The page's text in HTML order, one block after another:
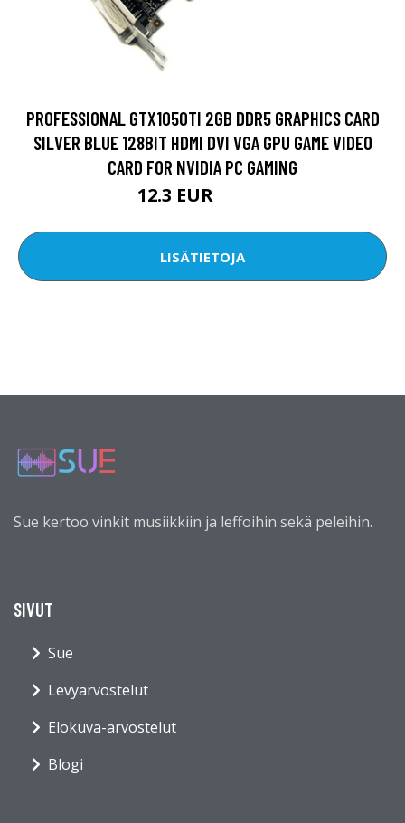
PROFESSIONAL GTX1050TI 2GB DDR5 GRAPHICS CARD
SILVER BLUE 128BIT HDMI DVI VGA GPU GAME VIDEO
CARD FOR NVIDIA PC GAMING
12.3 EUR
LISÄTIETOJA
Sue kertoo vinkit musiikkiin ja leffoihin sekä peleihin.
SIVUT
Sue
Levyarvostelut
Elokuva-arvostelut
Blogi